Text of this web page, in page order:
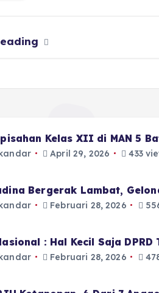
Kelas XII di MAN 5
April 29, 2026 433
Bergerak Lambat,
Februari 28, 2026
: Hal Kecil Saja
Februari 28, 2026